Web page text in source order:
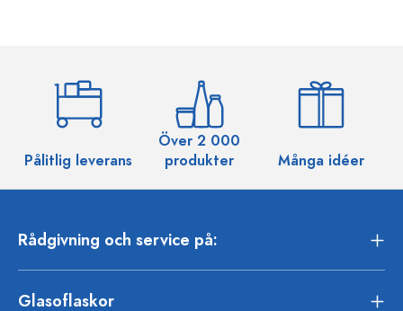
Pålitlig leverans
Över 2 000
produkter
Många idéer
Rådgivning och service på:
Glasoflaskor